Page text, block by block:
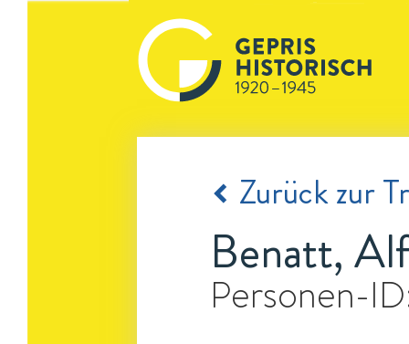
Zurück zur
Benatt,
Personen-